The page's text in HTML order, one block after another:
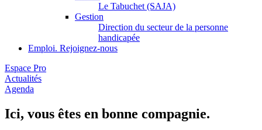
Le Tabuchet (SAJA)
Gestion
Direction du secteur de la personne
handicapée
Emploi. Rejoignez-nous
Espace Pro
Actualités
Agenda
Ici, vous êtes en bonne compagnie.